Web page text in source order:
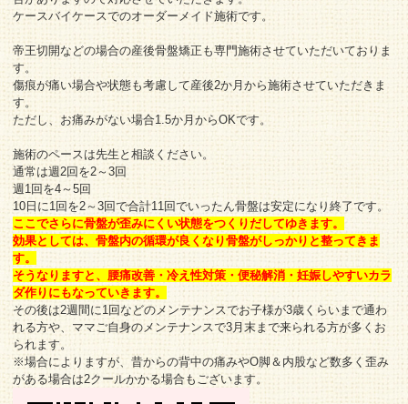
ケースバイケースでのオーダーメイド施術です。
帝王切開などの場合の産後骨盤矯正も専門施術させていただいておりま
す。
傷痕が痛い場合や状態も考慮して産後2か月から施術させていただきま
す。
ただし、お痛みがない場合1.5か月からOKです。
施術のペースは先生と相談ください。
通常は週2回を2～3回
週1回を4～5回
10日に1回を2～3回で合計11回でいったん骨盤は安定になり終了です。
ここでさらに骨盤が歪みにくい状態をつくりだしてゆきます。
効果としては、骨盤内の循環が良くなり骨盤がしっかりと整ってきま
す。
そうなりますと、腰痛改善・冷え性対策・便秘解消・妊娠しやすいカラ
ダ作りにもなっていきます。
その後は2週間に1回などのメンテナンスでお子様が3歳くらいまで通わ
れる方や、ママご自身のメンテナンスで3月末まで来られる方が多くお
られます。
※場合によりますが、昔からの背中の痛みやO脚＆内股など数多く歪み
がある場合は2クールかかる場合もございます。